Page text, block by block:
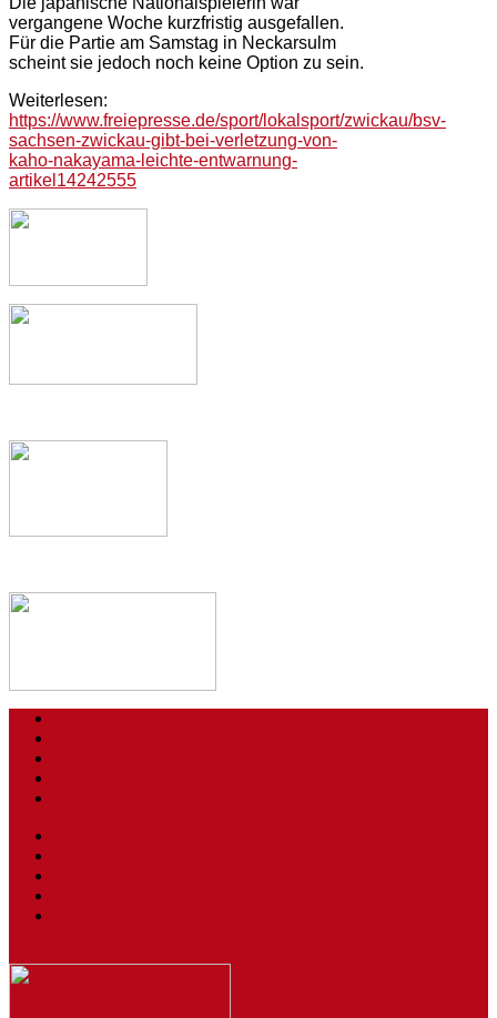
vergangene Woche kurzfristig ausgefallen.
Für die Partie am Samstag in Neckarsulm
scheint sie jedoch noch keine Option zu sein.
Weiterlesen:
https://www.freiepresse.de/sport/lokalsport/zwickau/bsv-
sachsen-zwickau-gibt-bei-verletzung-von-
kaho-nakayama-leichte-entwarnung-
artikel14242555